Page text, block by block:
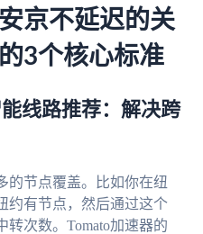
京不延迟的关
3个核心标准
线路推荐：解决跨
的节点覆盖。比如你在纽
约有节点，然后通过这个
次数。Tomato加速器的